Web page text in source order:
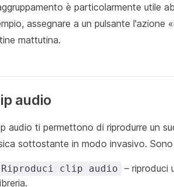
è particolarmente utile
assegnare a un pulsante l'azione
mattutina.
audio
audio ti permettono di riprodurre un
sottostante in modo invasivo.
Riproduci clip audio
– riproduci